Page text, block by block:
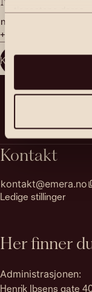
tjenestene deres.
+47 923 02 030
Kontakt megler
Kontakt
kontakt@emera.no
Ledige stillinger
Her finner
Administrasjonen:
Henrik Ibsens gate